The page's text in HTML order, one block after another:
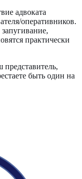
адвоката
оперативников.
практически
быть один на